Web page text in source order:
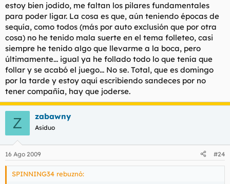
estoy bien jodido, me faltan los pilares fundamentales
para poder ligar. La cosa es que, aún teniendo épocas de
sequía, como todos (más por auto exclusión que por otra
cosa) no he tenido mala suerte en el tema folleteo, casi
siempre he tenido algo que llevarme a la boca, pero
últimamente... igual ya he follado todo lo que tenía que
follar y se acabó el juego... No se. Total, que es domingo
por la tarde y estoy aquí escribiendo sandeces por no
tener compañía, hay que joderse.
Z zabawny
Asiduo
16 Ago 2009 #24
SPINNING34 rebuznó: